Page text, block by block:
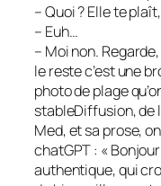
– Quoi ? Elle te
– Euh…
– Moi non.
le reste c’est une
photo de plage
stableDiffusion, de
Med, et sa prose,
chatGPT : «
authentique, qui